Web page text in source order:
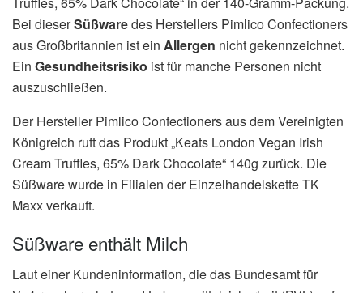
Bei dieserSüßwaredes Herstellers Pimlico Confectioners
aus Großbritannien ist ein Allergen nicht gekennzeichnet.
Ein Gesundheitsrisiko ist für manche Personen nicht
auszuschließen.
Der Hersteller Pimlico Confectioners aus dem Vereinigten
Königreich ruft das Produkt „Keats London Vegan Irish
Cream Truffles, 65% Dark Chocolate“ 140g zurück. Die
Süßware wurde in Filialen der Einzelhandelskette TK
Maxx verkauft.
Süßware enthält Milch
Laut einer Kundeninformation, die das Bundesamt für